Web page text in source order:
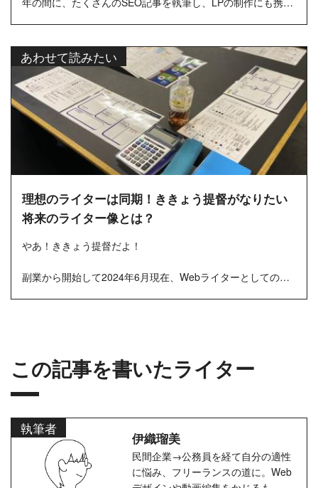
あわせて読みたい
理想のライターは同期！ききょう提督がなりたい
将来のライター像とは？
やあ！ききょう提督だよ！
副業から開始して2024年6月現在、Webライターとしての活
この記事を書いたライター
執筆者
伊織瑠美
民間企業→公務員を経て自分の適性
に悩み、フリーランスの道に。Web